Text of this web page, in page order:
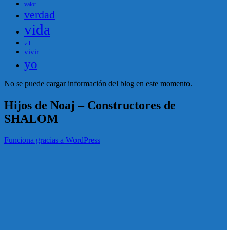
valor
verdad
vida
vil
vivir
yo
No se puede cargar información del blog en este momento.
Hijos de Noaj – Constructores de
SHALOM
Funciona gracias a WordPress